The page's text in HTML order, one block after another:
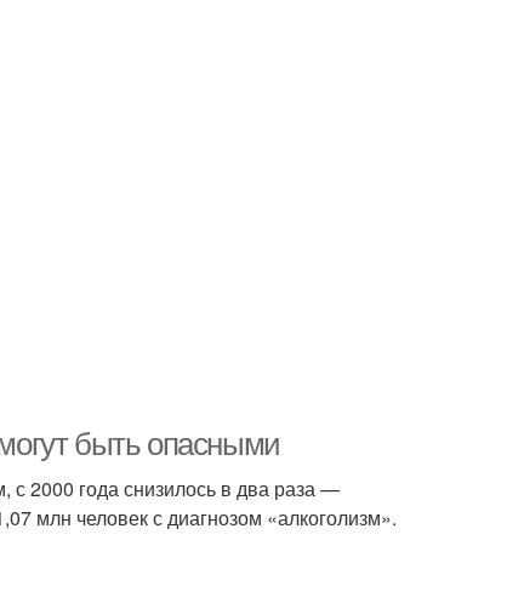
быть опасными
2000 года снизилось в два раза —
млн человек с диагнозом «алкоголизм».